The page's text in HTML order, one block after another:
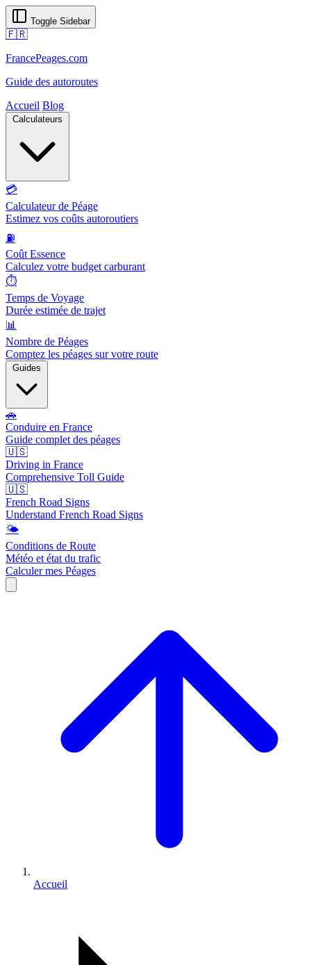
Toggle Sidebar
🇫🇷
FrancePeages.com
Guide des autoroutes
Accueil Blog
Calculateurs
💳
Calculateur de Péage
Estimez vos coûts autoroutiers
⛽
Coût Essence
Calculez votre budget carburant
⏱️
Temps de Voyage
Durée estimée de trajet
📊
Nombre de Péages
Comptez les péages sur votre route
Guides
🚗
Conduire en France
Guide complet des péages
🇺🇸
Driving in France
Comprehensive Toll Guide
🇺🇸
French Road Signs
Understand French Road Signs
🌤️
Conditions de Route
Météo et état du trafic
Calculer mes Péages
Accueil